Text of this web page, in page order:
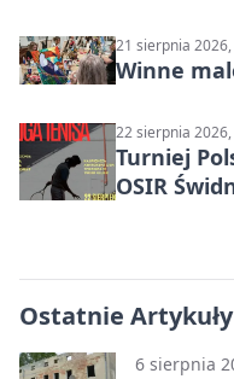
21 sierpnia
Winne
22 sierpnia
Turniej
OSIR
Ostatnie Artykuły
6 sierpnia